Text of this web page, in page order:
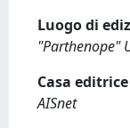
Luogo di
"Parthenope"
Casa
AISnet